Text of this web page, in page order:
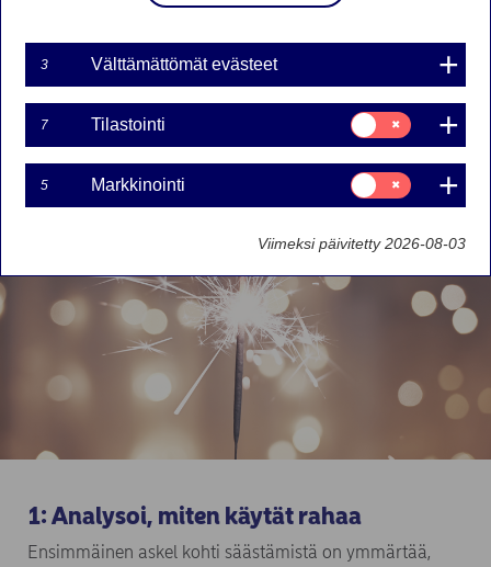
30. JOULUKUU 2025 3MINUUTTIA
Säästäminen
1: Analysoi, miten käytät rahaa
Ensimmäinen askel kohti säästämistä on ymmärtää,
3 Välttämättömät evästeet
7 Tilastointi
Suostumusvalinta:
Tilastointi
5 Markkinointi
Suostumusvalinta:
Markkinointi
Viimeksi päivitetty 2026-08-03